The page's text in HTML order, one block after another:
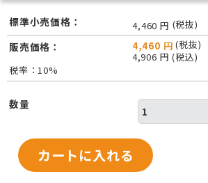
標準小売価格： 4,460 円 (税抜)
販売価格： 4,460 円 (税抜)
4,906 円 (税込)
税率：10%
数量